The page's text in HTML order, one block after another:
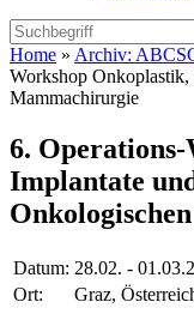
Home » Archiv:
Workshop
Mammachirurgie
6.
Implantate
Datum: 28.02. -
Ort:
Graz,